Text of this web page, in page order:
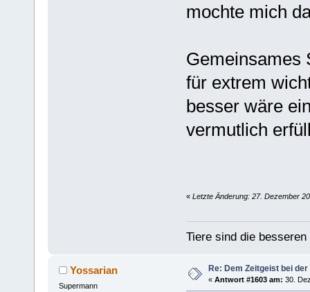
mochte mich
Gemeinsames
für extrem
besser wäre
vermutlich
« Letzte Änderung: 27. Dezember
Tiere sind die
Yossarian
Supermann
Re: Dem Zeitgeist bei
« Antwort #1603 am: 30.